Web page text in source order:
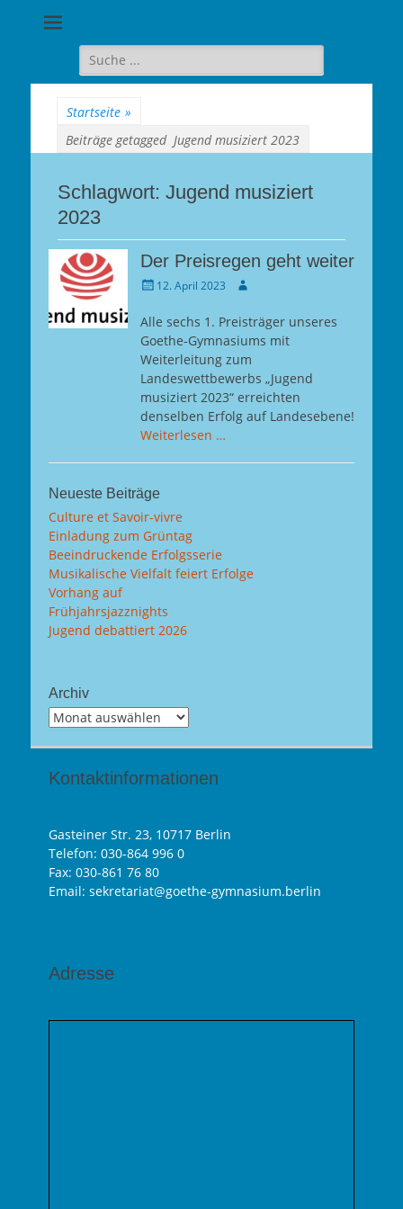
Berlin-
Suche
für:
Startseite »
Beiträge getagged Jugend musiziert 2023
Schlagwort: Jugend musiziert
2023
Der Preisregen geht weiter
Gepostet
12. April 2023 Autor
Alle sechs 1. Preisträger unseres
Goethe-Gymnasiums mit
Weiterleitung zum
Landeswettbewerbs „Jugend
musiziert 2023“ erreichten
denselben Erfolg auf Landesebene!
Weiterlesen …
Neueste Beiträge
Culture et Savoir-vivre
Einladung zum Grüntag
Beeindruckende Erfolgsserie
Musikalische Vielfalt feiert Erfolge
Vorhang auf
Frühjahrsjazznights
Jugend debattiert 2026
Archiv
Archiv
Kontaktinformationen
Gasteiner Str. 23, 10717 Berlin
Telefon: 030-864 996 0
Fax: 030-861 76 80
Email: sekretariat@goethe-gymnasium.berlin
Adresse